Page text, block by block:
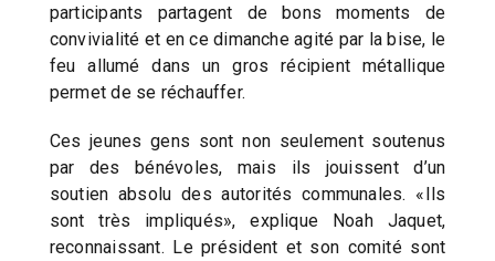
participants partagent de bons moments de
convivialité et en ce dimanche agité par la bise, le
feu allumé dans un gros récipient métallique
permet de se réchauffer.
Ces jeunes gens sont non seulement soutenus
par des bénévoles, mais ils jouissent d’un
soutien absolu des autorités communales. «Ils
sont très impliqués», explique Noah Jaquet,
reconnaissant. Le président et son comité sont